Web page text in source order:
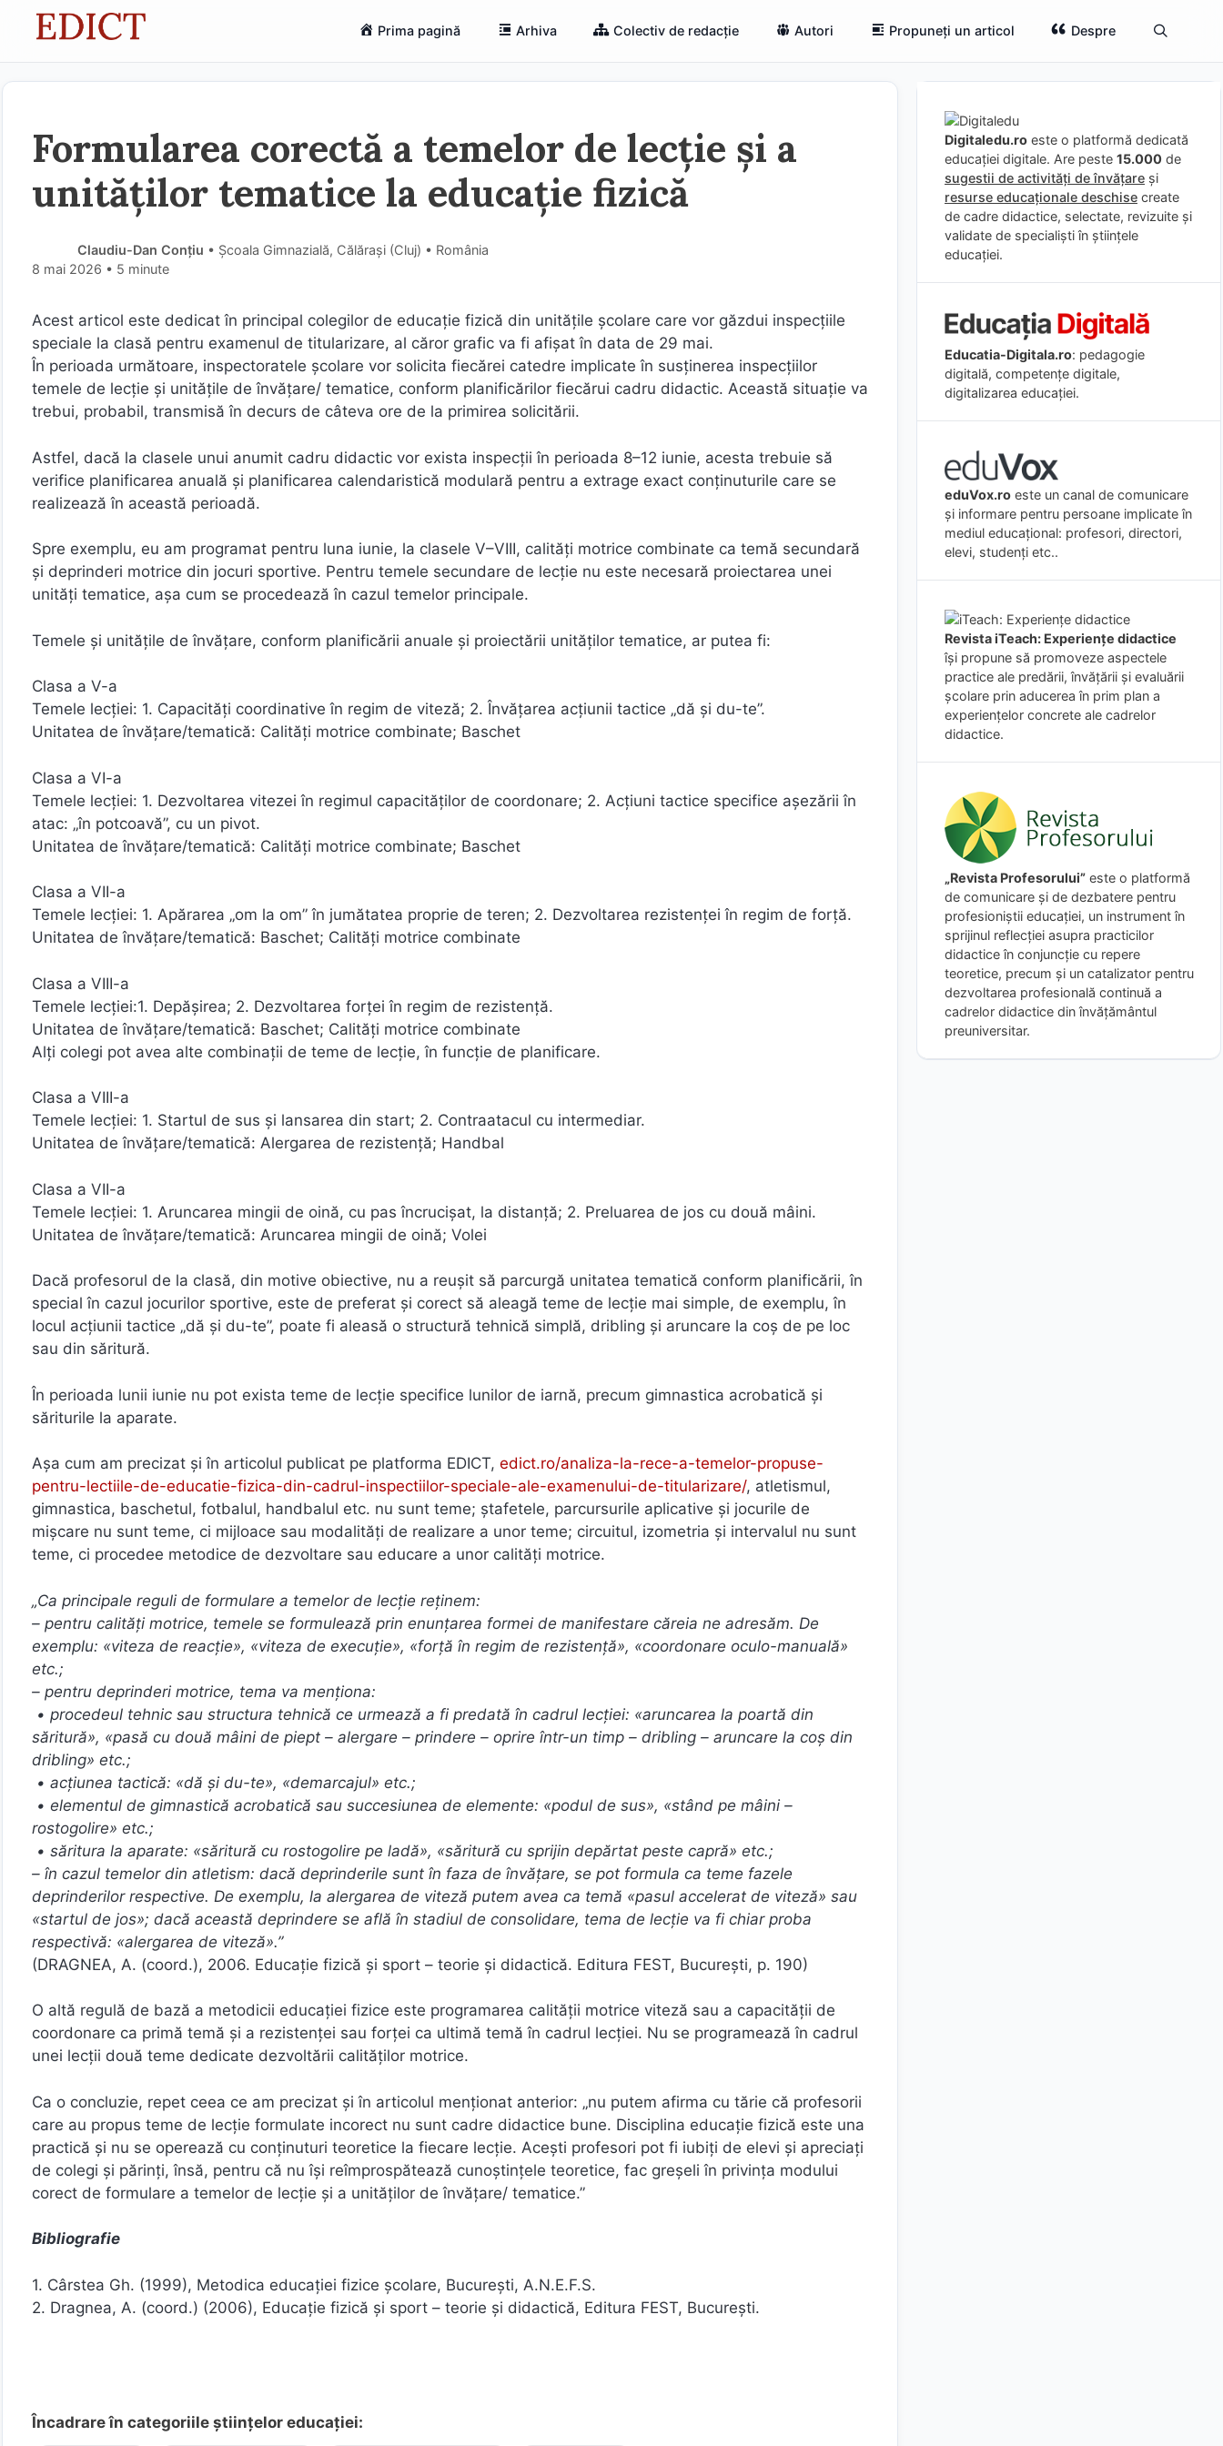
Prima pagină Arhiva Colectiv de redacție Autori Propuneți un articol Despre
Formularea corectă a temelor de lecție și a
unităților tematice la educație fizică
Claudiu-Dan Conțiu • Școala Gimnazială, Călărași (Cluj) • România
8 mai 2026 • 5 minute
Acest articol este dedicat în principal colegilor de educație fizică din unitățile școlare care vor găzdui inspecțiile
speciale la clasă pentru examenul de titularizare, al căror grafic va fi afișat în data de 29 mai.
În perioada următoare, inspectoratele școlare vor solicita fiecărei catedre implicate în susținerea inspecțiilor
temele de lecție și unitățile de învățare/ tematice, conform planificărilor fiecărui cadru didactic. Această situație va
trebui, probabil, transmisă în decurs de câteva ore de la primirea solicitării.
Astfel, dacă la clasele unui anumit cadru didactic vor exista inspecții în perioada 8–12 iunie, acesta trebuie să
verifice planificarea anuală și planificarea calendaristică modulară pentru a extrage exact conținuturile care se
realizează în această perioadă.
Spre exemplu, eu am programat pentru luna iunie, la clasele V–VIII, calități motrice combinate ca temă secundară
și deprinderi motrice din jocuri sportive. Pentru temele secundare de lecție nu este necesară proiectarea unei
unități tematice, așa cum se procedează în cazul temelor principale.
Temele și unitățile de învățare, conform planificării anuale și proiectării unităților tematice, ar putea fi:
Clasa a V-a
Temele lecției: 1. Capacități coordinative în regim de viteză; 2. Învățarea acțiunii tactice „dă și du-te”.
Unitatea de învățare/tematică: Calități motrice combinate; Baschet
Clasa a VI-a
Temele lecției: 1. Dezvoltarea vitezei în regimul capacităților de coordonare; 2. Acțiuni tactice specifice așezării în
atac: „în potcoavă”, cu un pivot.
Unitatea de învățare/tematică: Calități motrice combinate; Baschet
Clasa a VII-a
Temele lecției: 1. Apărarea „om la om” în jumătatea proprie de teren; 2. Dezvoltarea rezistenței în regim de forță.
Unitatea de învățare/tematică: Baschet; Calități motrice combinate
Clasa a VIII-a
Temele lecției:1. Depășirea; 2. Dezvoltarea forței în regim de rezistență.
Unitatea de învățare/tematică: Baschet; Calități motrice combinate
Alți colegi pot avea alte combinații de teme de lecție, în funcție de planificare.
Clasa a VIII-a
Temele lecției: 1. Startul de sus și lansarea din start; 2. Contraatacul cu intermediar.
Unitatea de învățare/tematică: Alergarea de rezistență; Handbal
Clasa a VII-a
Temele lecției: 1. Aruncarea mingii de oină, cu pas încrucișat, la distanță; 2. Preluarea de jos cu două mâini.
Unitatea de învățare/tematică: Aruncarea mingii de oină; Volei
Dacă profesorul de la clasă, din motive obiective, nu a reușit să parcurgă unitatea tematică conform planificării, în
special în cazul jocurilor sportive, este de preferat și corect să aleagă teme de lecție mai simple, de exemplu, în
locul acțiunii tactice „dă și du-te”, poate fi aleasă o structură tehnică simplă, dribling și aruncare la coș de pe loc
sau din săritură.
În perioada lunii iunie nu pot exista teme de lecție specifice lunilor de iarnă, precum gimnastica acrobatică și
săriturile la aparate.
Așa cum am precizat și în articolul publicat pe platforma EDICT, edict.ro/analiza-la-rece-a-temelor-propuse-
pentru-lectiile-de-educatie-fizica-din-cadrul-inspectiilor-speciale-ale-examenului-de-titularizare/, atletismul,
gimnastica, baschetul, fotbalul, handbalul etc. nu sunt teme; ștafetele, parcursurile aplicative și jocurile de
mișcare nu sunt teme, ci mijloace sau modalități de realizare a unor teme; circuitul, izometria și intervalul nu sunt
teme, ci procedee metodice de dezvoltare sau educare a unor calități motrice.
„Ca principale reguli de formulare a temelor de lecție reținem:
– pentru calități motrice, temele se formulează prin enunțarea formei de manifestare căreia ne adresăm. De
exemplu: «viteza de reacție», «viteza de execuție», «forță în regim de rezistență», «coordonare oculo-manuală»
etc.;
– pentru deprinderi motrice, tema va menționa:
• procedeul tehnic sau structura tehnică ce urmează a fi predată în cadrul lecției: «aruncarea la poartă din
săritură», «pasă cu două mâini de piept – alergare – prindere – oprire într-un timp – dribling – aruncare la coș din
dribling» etc.;
• acțiunea tactică: «dă și du-te», «demarcajul» etc.;
• elementul de gimnastică acrobatică sau succesiunea de elemente: «podul de sus», «stând pe mâini –
rostogolire» etc.;
• săritura la aparate: «săritură cu rostogolire pe ladă», «săritură cu sprijin depărtat peste capră» etc.;
– în cazul temelor din atletism: dacă deprinderile sunt în faza de învățare, se pot formula ca teme fazele
deprinderilor respective. De exemplu, la alergarea de viteză putem avea ca temă «pasul accelerat de viteză» sau
«startul de jos»; dacă această deprindere se află în stadiul de consolidare, tema de lecție va fi chiar proba
respectivă: «alergarea de viteză».”
(DRAGNEA, A. (coord.), 2006. Educație fizică și sport – teorie și didactică. Editura FEST, București, p. 190)
O altă regulă de bază a metodicii educației fizice este programarea calității motrice viteză sau a capacității de
coordonare ca primă temă și a rezistenței sau forței ca ultimă temă în cadrul lecției. Nu se programează în cadrul
unei lecții două teme dedicate dezvoltării calităților motrice.
Ca o concluzie, repet ceea ce am precizat și în articolul menționat anterior: „nu putem afirma cu tărie că profesorii
care au propus teme de lecție formulate incorect nu sunt cadre didactice bune. Disciplina educație fizică este una
practică și nu se operează cu conținuturi teoretice la fiecare lecție. Acești profesori pot fi iubiți de elevi și apreciați
de colegi și părinți, însă, pentru că nu își reîmprospătează cunoștințele teoretice, fac greșeli în privința modului
corect de formulare a temelor de lecție și a unităților de învățare/ tematice.”
Bibliografie
1. Cârstea Gh. (1999), Metodica educației fizice școlare, București, A.N.E.F.S.
2. Dragnea, A. (coord.) (2006), Educație fizică și sport – teorie și didactică, Editura FEST, București.
Încadrare în categoriile științelor educației:
Digitaledu.ro este o platformă dedicată
educației digitale. Are peste 15.000 de
sugestii de activități de învățare și
resurse educaționale deschise create
de cadre didactice, selectate, revizuite și
validate de specialiști în științele
educației.
Educatia-Digitala.ro: pedagogie
digitală, competențe digitale,
digitalizarea educației.
eduVox.ro este un canal de comunicare
și informare pentru persoane implicate în
mediul educațional: profesori, directori,
elevi, studenți etc..
Revista iTeach: Experienţe didactice
îşi propune să promoveze aspectele
practice ale predării, învăţării şi evaluării
şcolare prin aducerea în prim plan a
experienţelor concrete ale cadrelor
didactice.
„Revista Profesorului” este o platformă
de comunicare și de dezbatere pentru
profesioniștii educației, un instrument în
sprijinul reflecției asupra practicilor
didactice în conjuncție cu repere
teoretice, precum și un catalizator pentru
dezvoltarea profesională continuă a
cadrelor didactice din învățământul
preuniversitar.